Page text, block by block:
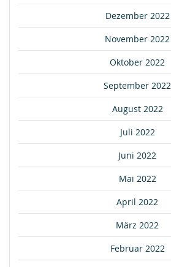
Dezember 2022
November 2022
Oktober 2022
September 2022
August 2022
Juli 2022
Juni 2022
Mai 2022
April 2022
März 2022
Februar 2022